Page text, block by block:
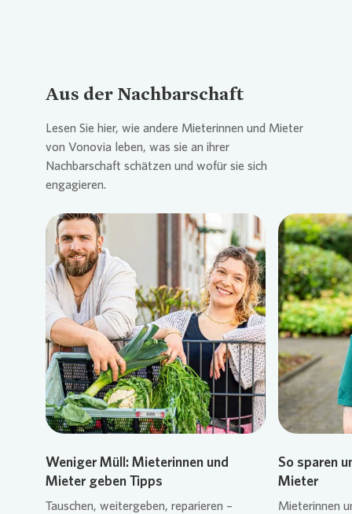
Aus der Nachbarschaft
Lesen Sie hier, wie andere Mieterinnen und Mieter
von Vonovia leben, was sie an ihrer
Nachbarschaft schätzen und wofür sie sich
engagieren.
Loading...
Weniger Müll: Mieterinnen und
Mieter geben Tipps
Tauschen, weitergeben, reparieren –
So sparen
Mieter
Mieterinnen